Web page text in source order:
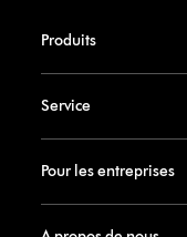
Produits
Service
Pour les entreprises